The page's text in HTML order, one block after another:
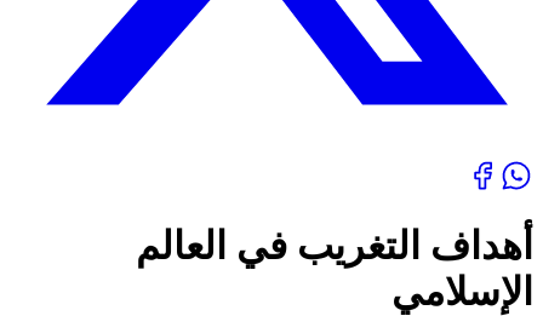
أهداف التغريب في العالم
الإسلامي